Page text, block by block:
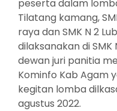
peserta dalam
Tilatang kamang,
raya dan SMK N 2
dilaksanakan di
dewan juri panitia
Kominfo Kab Agam
kegitan lomba
agustus 2022.